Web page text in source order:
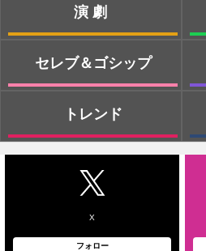
演劇
セレブ＆ゴシップ
トレンド
X
フォロー